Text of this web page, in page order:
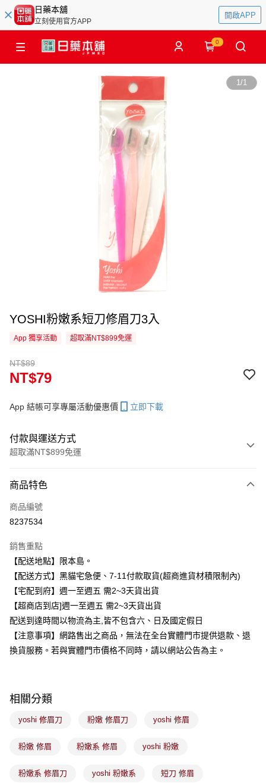
日藥本舖
立刻使用官方APP
開啟APP
0
1/1
YOSHI粉嫩系短刀修眉刀3入
App 獨享活動 超取滿NT$899免運
NT$89
NT$79
App 結帳可享專屬活動優惠價 立即下載
付款與運送方式
超取滿NT$899免運
信用卡一次付款
信用卡分期付款
合作金庫商業銀行
華南商業銀行
上海商業儲蓄銀行
台北富邦商業銀行
國泰世華商業銀行
兆豐國際商業銀行
臺灣中小企業銀行
台中商業銀行
匯豐（台灣）商業銀行
華泰商業銀行
聯邦商業銀行
遠東國際商業銀行
元大商業銀行
永豐商業銀行
玉山商業銀行
星展（台灣）商業銀行
超商取貨付款
LINE Pay
Apple Pay
街口支付
相關說明
1.本服務由台灣大哥大提供，台灣大哥大用戶可立即使用無須另外申請。
流程，驗證手機門號後，選擇欲分期的期數、繳款截止日，確認付款後即完
ATM付款
運送方式
商品特色
商品編號
8237534
銷售重點
【配送地點】限本島。
【配送方式】黑貓宅急便、7-11付款取貨(超商進貨材積限制內)
【宅配到府】週一至週五 需2~3天貨出貨
【超商店到店]週一至週五 需2~3天貨出貨
配送到達時間以物流為主,皆不包含六、日及國定假日
【注意事項】網路售出之商品，無法在全台實體門市提供退款、退
換貨服務。若與實體門市價格不同時，請以網站公告為主。
相關分類
yoshi 修眉刀 粉嫩 修眉刀 yoshi 修眉
粉嫩 修眉 粉嫩系 修眉 yoshi 粉嫩
粉嫩系 修眉刀 yoshi 粉嫩系 短刀 修眉